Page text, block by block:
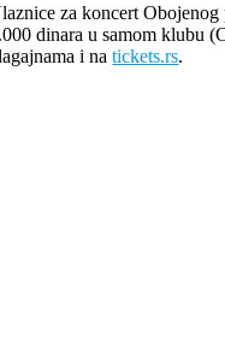
za koncert Obojenog
dinara u samom klubu
i natickets.rs.